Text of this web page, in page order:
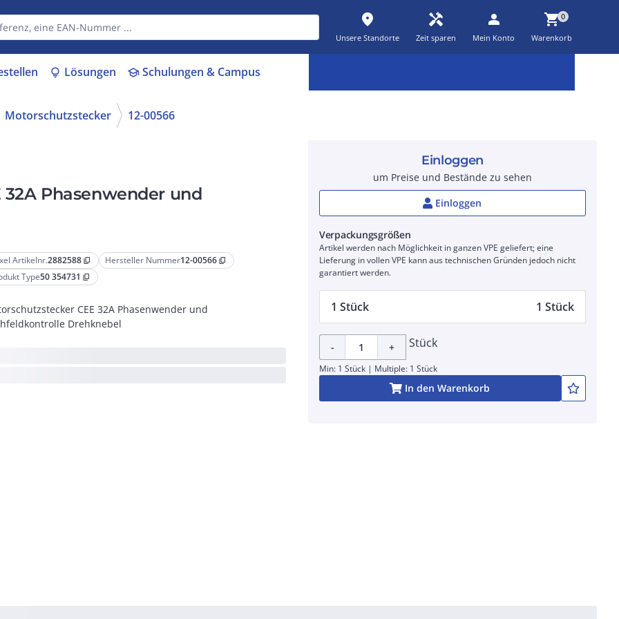
place
Unsere Standorte
handyman
Zeit sparen
person
Mein Konto
shopping_cart0
Warenkorb
lightbulb Lösungen schoolSchulungen & Campus
Motorschutzstecker 12-00566
32A Phasenwender und
Artikelnr.2882588 content_copy Hersteller Nummer12-00566 content_copy
Type50 354731 content_copy
CEE 32A Phasenwender und
Drehknebel
Einloggen
um Preise und Bestände zu sehen
Einloggen
Verpackungsgrößen
Artikel werden nach Möglichkeit in ganzen VPE geliefert; eine
Lieferung in vollen VPE kann aus technischen Gründen jedoch nicht
garantiert werden.
1 Stück 1 Stück
- + Stück
Min: 1 Stück | Multiple: 1 Stück
In den Warenkorb